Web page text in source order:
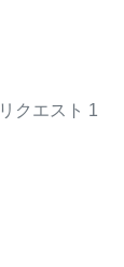
リクエスト 1